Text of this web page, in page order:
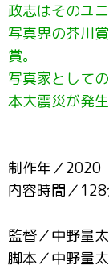
政志はそのユ
写真界の芥川
賞。
写真家として
本大震災が発生
制作年／2020
内容時間／
監督／中野量太
脚本／中野量太